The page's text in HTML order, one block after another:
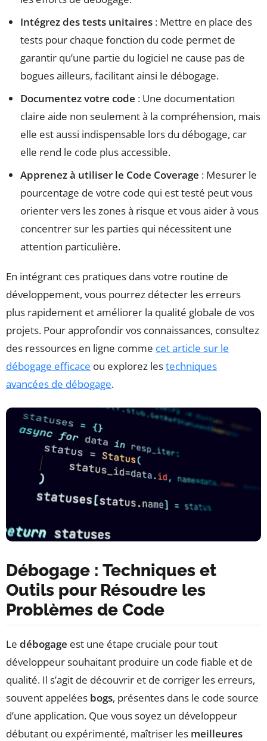
Intégrez des tests unitaires : Mettre en place des
tests pour chaque fonction du code permet de
garantir qu’une partie du logiciel ne cause pas de
bogues ailleurs, facilitant ainsi le débogage.
Documentez votre code : Une documentation
claire aide non seulement à la compréhension, mais
elle est aussi indispensable lors du débogage, car
elle rend le code plus accessible.
Apprenez à utiliser le Code Coverage : Mesurer le
pourcentage de votre code qui est testé peut vous
orienter vers les zones à risque et vous aider à vous
concentrer sur les parties qui nécessitent une
attention particulière.
En intégrant ces pratiques dans votre routine de
développement, vous pourrez détecter les erreurs
plus rapidement et améliorer la qualité globale de vos
projets. Pour approfondir vos connaissances, consultez
des ressources en ligne comme cet article sur le
débogage efficace ou explorez lestechniques
avancées de débogage.
Débogage : Techniques et
Outils pour Résoudre les
Problèmes de Code
Le débogage est une étape cruciale pour tout
développeur souhaitant produire un code fiable et de
qualité. Il s’agit de découvrir et de corriger les erreurs,
souvent appelées bogs, présentes dans le code source
d’une application. Que vous soyez un développeur
débutant ou expérimenté, maîtriser les meilleures